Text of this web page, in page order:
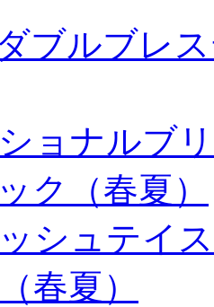
ブルブレ
ショナルブ
（春夏）
ッシュテ
春夏）